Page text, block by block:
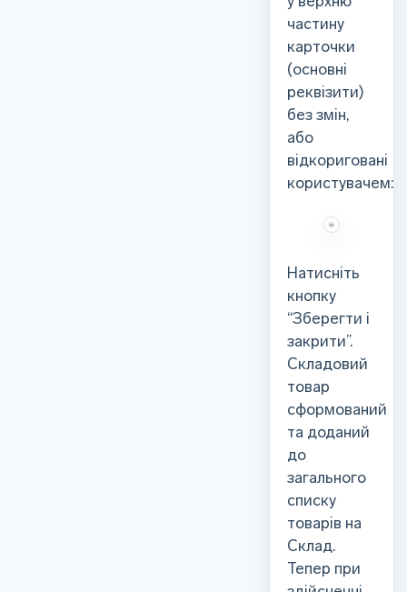
частину
карточки
(основні
реквізити)
без змін,
або
відкориговані
користувачем:
Натисніть
кнопку
“Зберегти і
закрити”.
Складовий
товар
сформований
та доданий
до
загального
списку
товарів на
Склад.
Тепер при